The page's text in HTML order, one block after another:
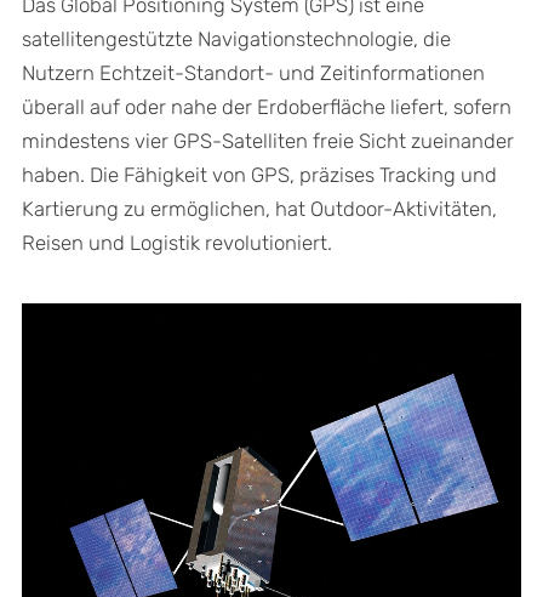
satellitengestützte Navigationstechnologie, die
Nutzern Echtzeit-Standort- und Zeitinformationen
überall auf oder nahe der Erdoberfläche liefert, sofern
mindestens vier GPS-Satelliten freie Sicht zueinander
haben. Die Fähigkeit von GPS, präzises Tracking und
Kartierung zu ermöglichen, hat Outdoor-Aktivitäten,
Reisen und Logistik revolutioniert.